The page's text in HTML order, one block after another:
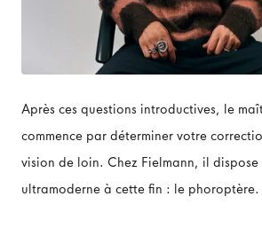
Après ces questions introductives, le
commence par déterminer votre
vision de loin. Chez Fielmann, il
ultramoderne à cette fin : le phoroptère.